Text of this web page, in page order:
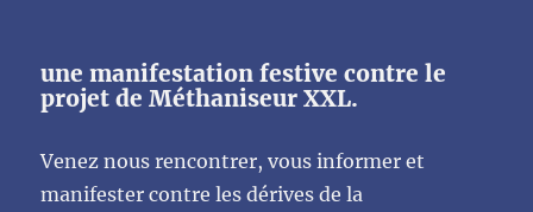
une manifestation festive contre le
projet de Méthaniseur XXL.
Venez nous rencontrer, vous informer et
manifester contre les dérives de la